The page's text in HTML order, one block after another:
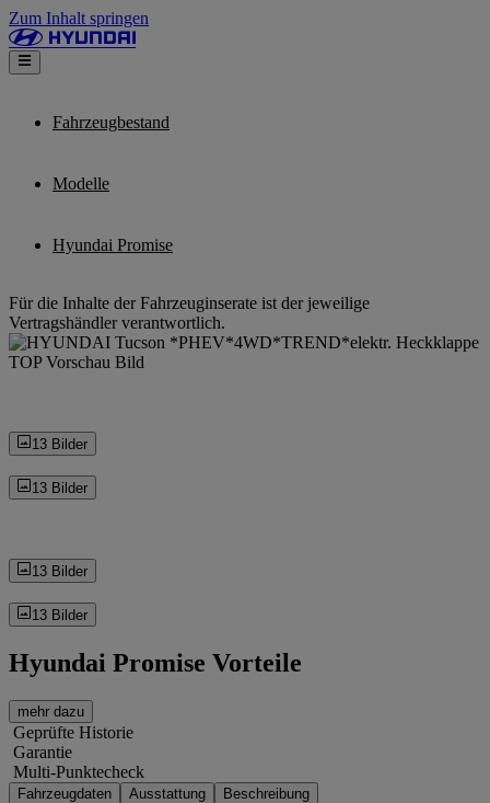
Zum Inhalt springen
Fahrzeugbestand
Modelle
Hyundai Promise
Für die Inhalte der Fahrzeuginserate ist der jeweilige
Vertragshändler verantwortlich.
13 Bilder
13 Bilder
13 Bilder
13 Bilder
Hyundai Promise Vorteile
mehr dazu
Geprüfte Historie
Garantie
Multi-Punktecheck
Fahrzeugdaten Ausstattung Beschreibung